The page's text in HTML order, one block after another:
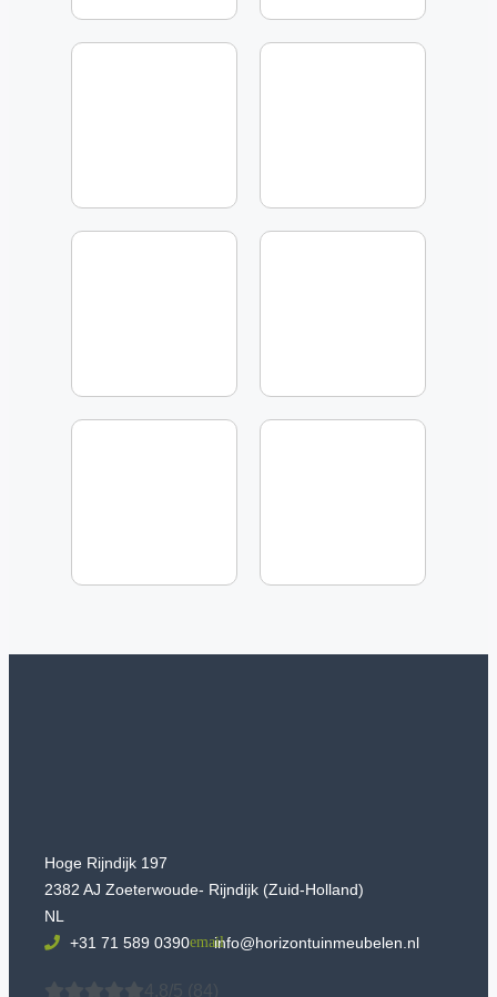
Hoge Rijndijk 197
2382 AJ Zoeterwoude- Rijndijk (Zuid-Holland)
NL
+31 71 589 0390
info@horizontuinmeubelen.nl
4.8/5
(84)